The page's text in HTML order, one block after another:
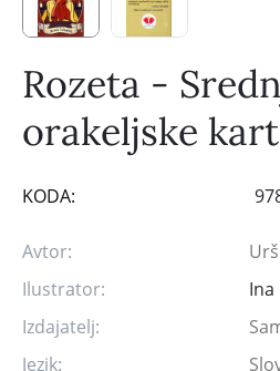
Rozeta -
orakeljske
KODA:
Avtor:
Ilustrator:
Ina
Izdajatelj:
Jezik: